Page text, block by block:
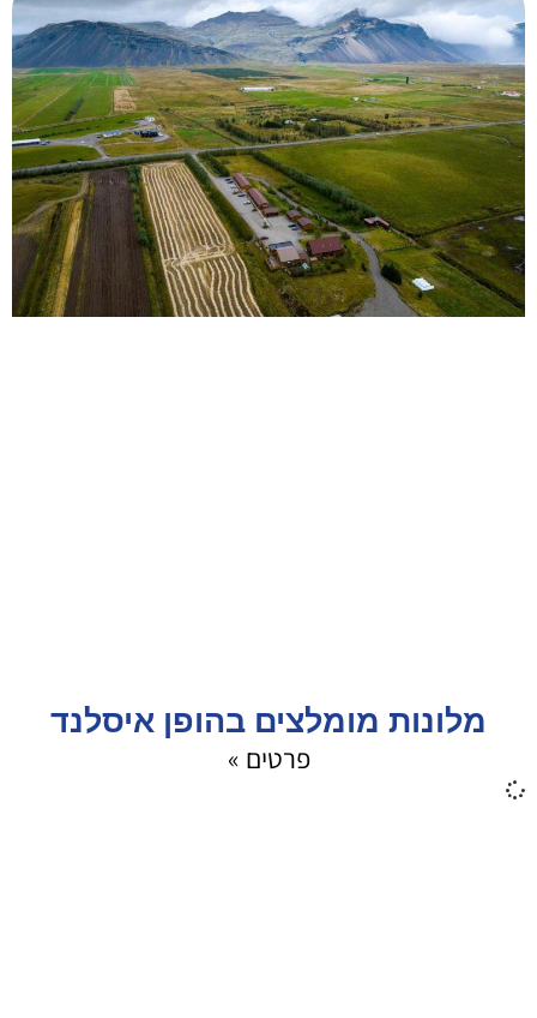
מלונות מומלצים בהופן איסלנד
פרטים »